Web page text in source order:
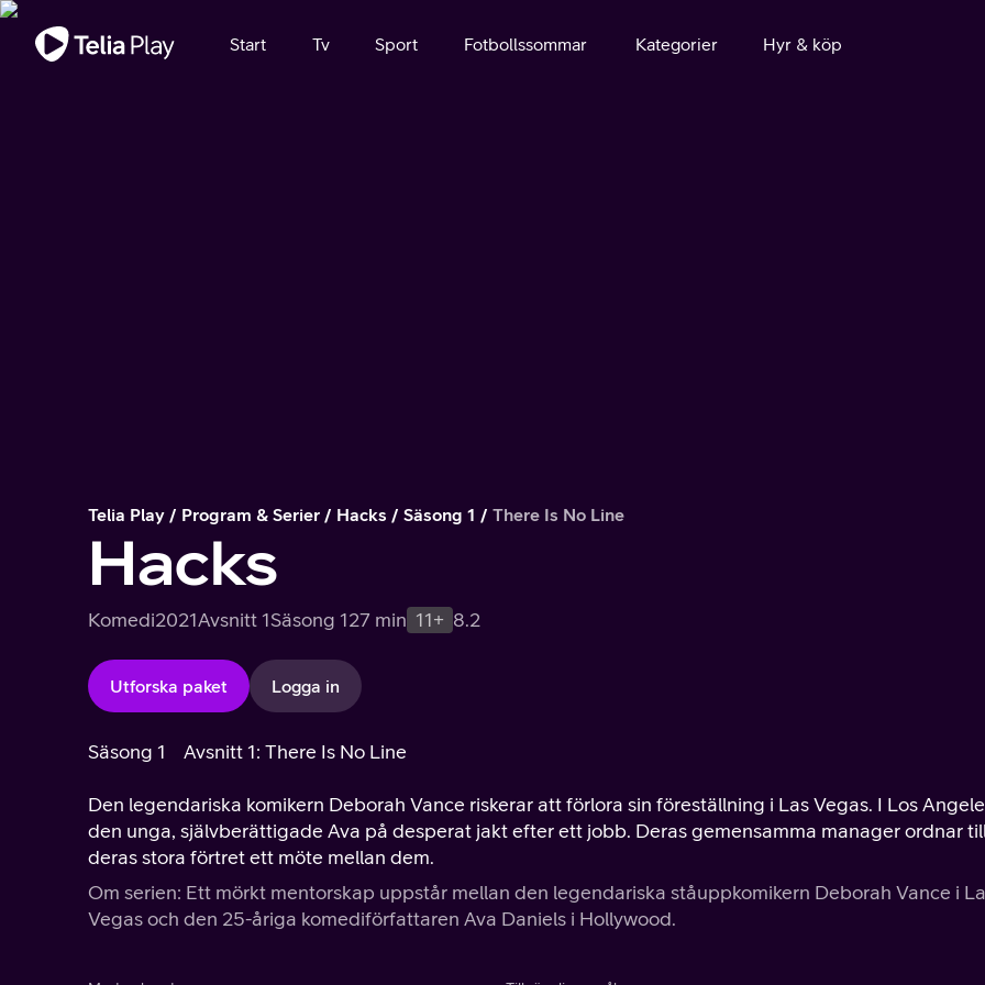
Viktigt meddelande
Start Tv Sport Fotbollssommar Kategorier Hyr & köp
Telia Play Program & Serier Hacks Säsong 1 There Is No Line
Hacks
Komedi2021Avsnitt 1Säsong 127 min 11+ 8.2
Utforska paket Logga in
Säsong 1 Avsnitt 1: There Is No Line
Den legendariska komikern Deborah Vance riskerar att förlora sin föreställning i Las Vegas. I Los
den unga, självberättigade Ava på desperat jakt efter ett jobb. Deras gemensamma manager ordnar
deras stora förtret ett möte mellan dem.
Om serien: Ett mörkt mentorskap uppstår mellan den legendariska ståuppkomikern Deborah Vance i
Vegas och den 25-åriga komediförfattaren Ava Daniels i Hollywood.